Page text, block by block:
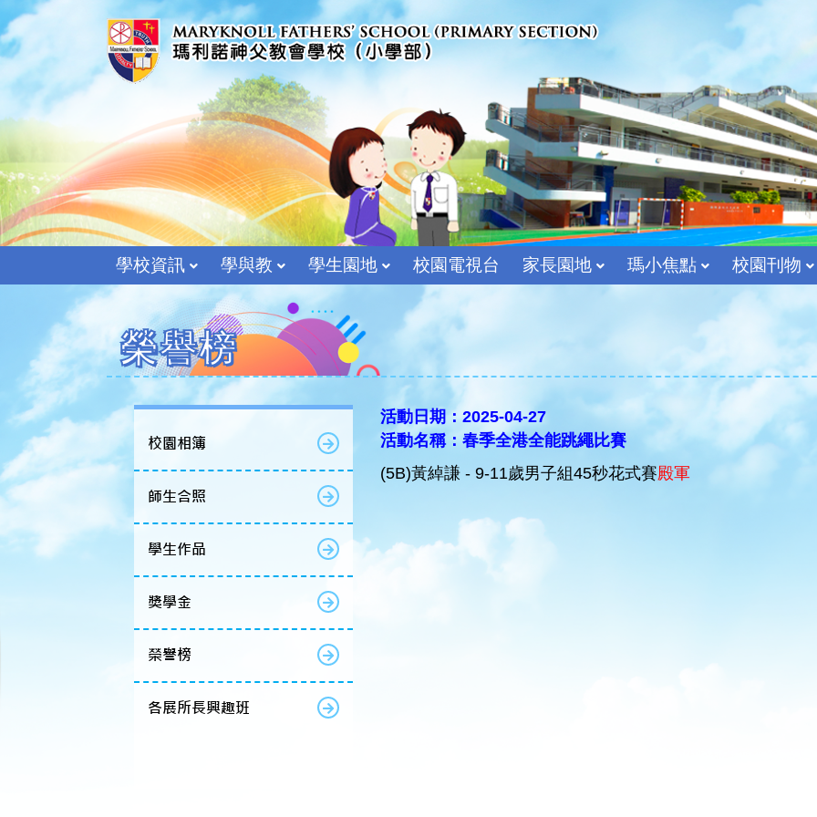
學校資訊 學與教 學生園地 校園電視台 家長園地 瑪小焦點 校園刊物
榮譽榜
校園相簿
師生合照
學生作品
獎學金
榮譽榜
各展所長興趣班
活動日期：2025-04-27
活動名稱：春季全港全能跳繩比賽
(5B)黃綽謙 - 9-11歲男子組45秒花式賽殿軍